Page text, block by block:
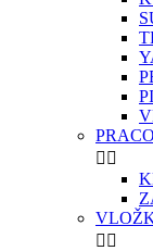
 
 